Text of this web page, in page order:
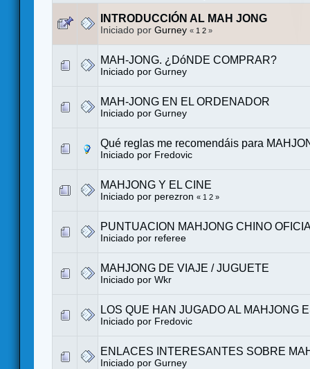
INTRODUCCIÓN AL MAH JONG
Iniciado por Gurney « 1 2 »
MAH-JONG. ¿DóNDE COMPRAR?
Iniciado por Gurney
MAH-JONG EN EL ORDENADOR
Iniciado por Gurney
Qué reglas me recomendáis para
Iniciado por Fredovic
MAHJONG Y EL CINE
Iniciado por perezron « 1 2 »
PUNTUACION MAHJONG CHINO
Iniciado por referee
MAHJONG DE VIAJE / JUGUETE
Iniciado por Wkr
LOS QUE HAN JUGADO AL MAHJONG
Iniciado por Fredovic
ENLACES INTERESANTES SOBRE
Iniciado por Gurney